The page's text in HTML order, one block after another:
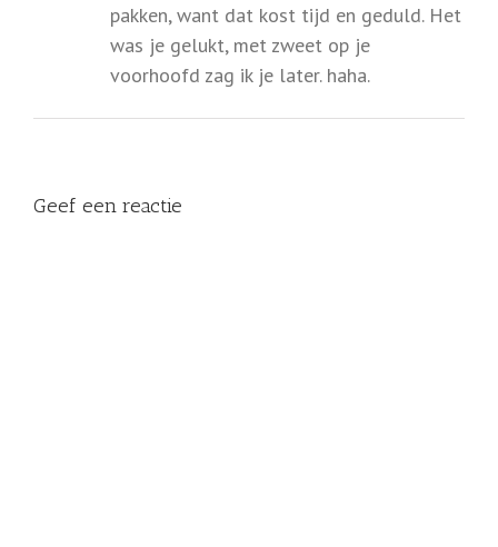
pakken, want dat kost tijd en geduld. Het
was je gelukt, met zweet op je
voorhoofd zag ik je later. haha.
Geef een reactie